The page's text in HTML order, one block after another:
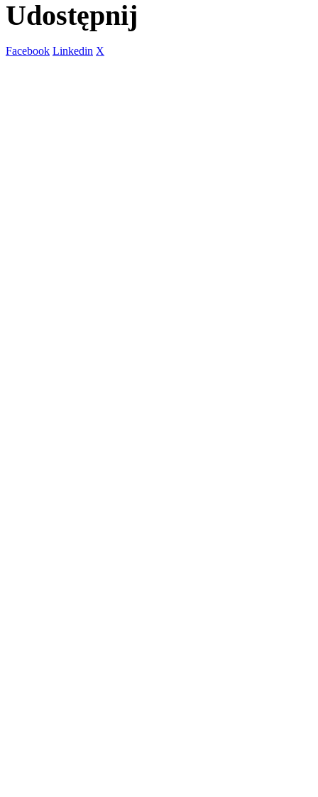
Udostępnij
Facebook Linkedin X